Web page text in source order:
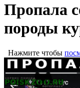
Пропала
породы
Нажмите чтобы